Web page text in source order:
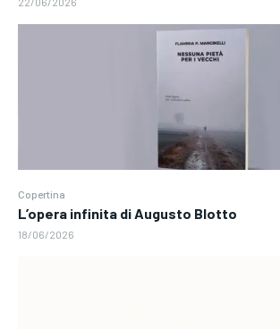
Copertina
L’opera infinita di Augusto Blotto
18/06/2026